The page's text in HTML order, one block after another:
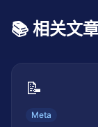
📚 相关文
📝
Meta